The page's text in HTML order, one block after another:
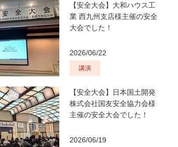
【安全大会】大和ハウス工
業 西九州支店様主催の安全
大会でした！
2026/06/22
講演
【安全大会】日本国土開発
株式会社国友安全協力会様
主催の安全大会でした！
2026/06/19